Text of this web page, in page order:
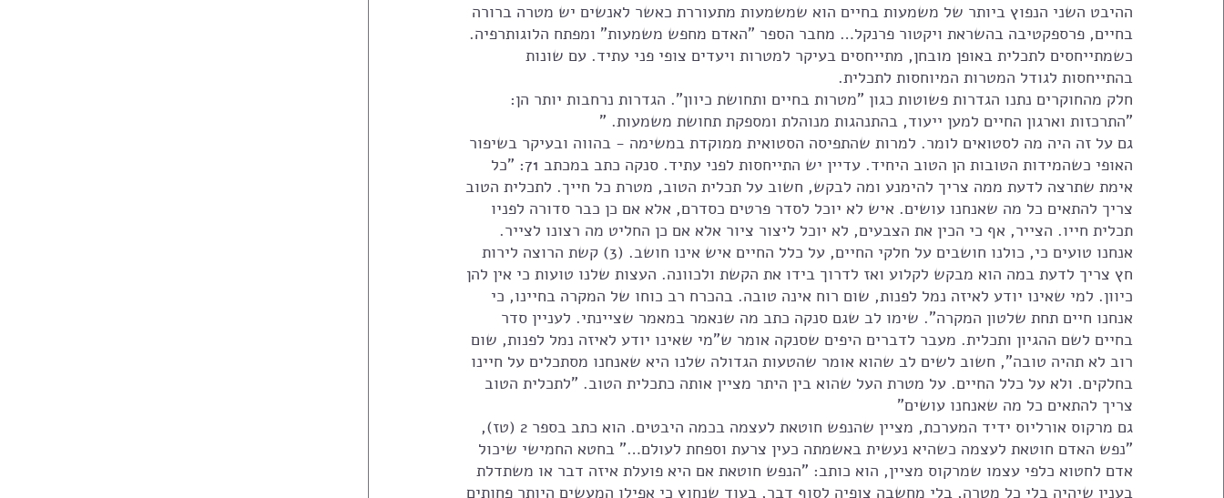
ההיבט השני הנפוץ ביותר של משמעות בחיים הוא שמשמעות מתעוררת כאשר לאנשים יש מטרה ברורה
בחיים, פרספקטיבה בהשראת ויקטור פרנקל… מחבר הספר "האדם מחפש משמעות" ומפתח הלוגותרפיה.
כשמתייחסים לתכלית באופן מובחן, מתייחסים בעיקר למטרות ויעדים צופי פני עתיד. עם שונות
בהתייחסות לגודל המטרות המיוחסות לתכלית.
חלק מהחוקרים נתנו הגדרות פשוטות כגון "מטרות בחיים ותחושת כיוון". הגדרות נרחבות יותר הן:
"התרכזות וארגון החיים למען ייעוד, בהתנהגות מנוהלת ומספקת תחושת משמעות. "
גם על זה היה מה לסטואים לומר. למרות שהתפיסה הסטואית ממוקדת במשימה - בהווה ובעיקר בשיפור
האופי כשהמידות הטובות הן הטוב היחיד. עדיין יש התייחסות לפני עתיד. סנקה כתב במכתב 71: "כל
אימת שתרצה לדעת ממה צריך להימנע ומה לבקש, חשוב על תכלית הטוב, מטרת כל חייך. לתכלית הטוב
צריך להתאים כל מה שאנחנו עושים. איש לא יוכל לסדר פרטים כסדרם, אלא אם כן כבר סדורה לפניו
תכלית חייו. הצייר, אף כי הכין את הצבעים, לא יוכל ליצור ציור אלא אם כן החליט מה רצונו לצייר.
אנחנו טועים כי, כולנו חושבים על חלקי החיים, על כלל החיים איש אינו חושב. (3) קשת הרוצה לירות
חץ צריך לדעת במה הוא מבקש לקלוע ואז לדרוך בידו את הקשת ולכוונה. העצות שלנו טועות כי אין להן
כיוון. למי שאינו יודע לאיזה נמל לפנות, שום רוח אינה טובה. בהכרח רב כוחו של המקרה בחיינו, כי
אנחנו חיים תחת שלטון המקרה". שימו לב שגם סנקה כתב מה שנאמר במאמר שציינתי. לעניין סדר
בחיים לשם ההגיון ותכלית. מעבר לדברים היפים שסנקה אומר ש"מי שאינו יודע לאיזה נמל לפנות, שום
רוב לא תהיה טובה", חשוב לשים לב שהוא אומר שהטעות הגדולה שלנו היא שאנחנו מסתכלים על חיינו
בחלקים. ולא על כלל החיים. על מטרת העל שהוא בין היתר מציין אותה כתכלית הטוב. "לתכלית הטוב
צריך להתאים כל מה שאנחנו עושים"
גם מרקוס אורליוס ידיד המערכת, מציין שהנפש חוטאת לעצמה בכמה היבטים. הוא כתב בספר 2 (טז),
"נפש האדם חוטאת לעצמה כשהיא נעשית באשמתה כעין צרעת וספחת לעולם…" בחטא החמישי שיכול
אדם לחטוא כלפי עצמו שמרקוס מציין, הוא כותב: "הנפש חוטאת אם היא פועלת איזה דבר או משתדלת
בענין שיהיה בלי כל מטרה, בלי מחשבה צופיה לסוף דבר, בעוד שנחוץ כי אפילו המעשים היותר פחותים